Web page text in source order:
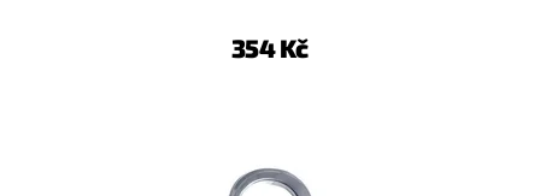
354 Kč